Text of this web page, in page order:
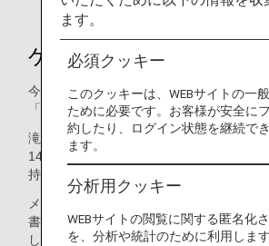
ゲストは滝沢秀一さん
今回のゲストは、太田プロダクション所属
「マシンガンズ」の滝沢 秀一さんです。
滝沢さんは、芸歴28年のお笑い芸人とい
14年間ごみ清掃員としても活動している
持ち主です。
メディアでの活躍はもちろん、ごみ清掃
書籍も多数執筆され、環境問題に関する
しています。
ます。
必須クッキー
このクッキーは、WEBサイトの一
ために必要です。お客様が安全に
約したり、ログイン状態を継続で
ます。
分析用クッキー
WEBサイトの閲覧に関する匿名化
を、分析や統計のために利用しま